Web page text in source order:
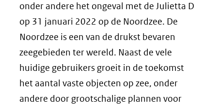
onder andere het ongeval met de Julietta D
op 31 januari 2022 op de Noordzee. De
Noordzee is een van de drukst bevaren
zeegebieden ter wereld. Naast de vele
huidige gebruikers groeit in de toekomst
het aantal vaste objecten op zee, onder
andere door grootschalige plannen voor